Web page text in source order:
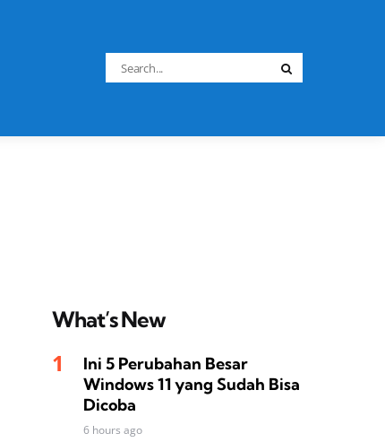
Search
for:
What’s New
Ini 5 Perubahan Besar
Windows 11 yang Sudah Bisa
Dicoba
6 hours ago